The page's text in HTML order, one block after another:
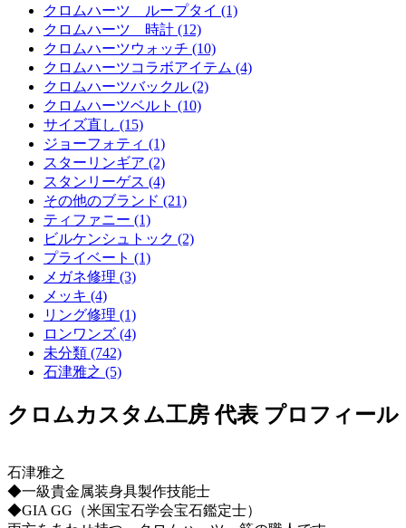
クロムハーツ ループタイ (1)
クロムハーツ 時計 (12)
クロムハーツウォッチ (10)
クロムハーツコラボアイテム (4)
クロムハーツバックル (2)
クロムハーツベルト (10)
サイズ直し (15)
ジョーフォティ (1)
スターリンギア (2)
スタンリーゲス (4)
その他のブランド (21)
ティファニー (1)
ビルケンシュトック (2)
プライベート (1)
メガネ修理 (3)
メッキ (4)
リング修理 (1)
ロンワンズ (4)
未分類 (742)
石津雅之 (5)
クロムカスタム工房 代表 プロフィール
石津雅之
◆一級貴金属装身具製作技能士
◆GIA GG（米国宝石学会宝石鑑定士）